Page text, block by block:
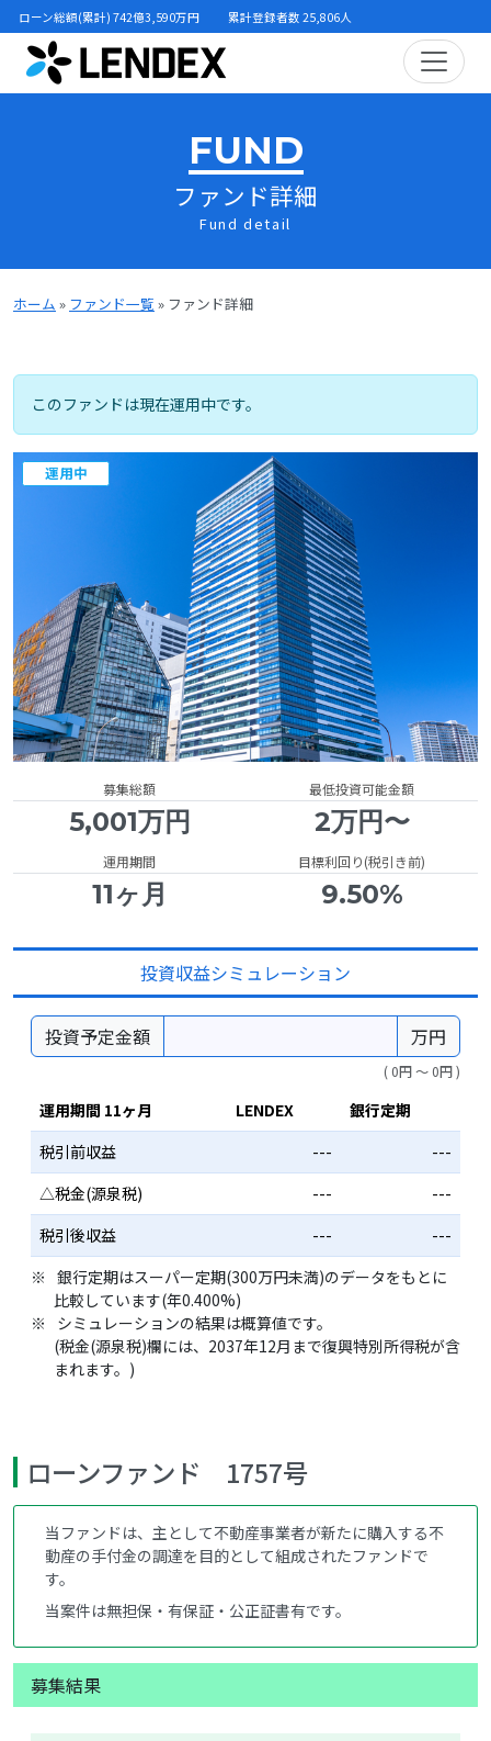
ローン総額(累計) 742億3,590万円 累計登録者数 25,806人
FUND
ファンド詳細
Fund detail
ホーム » ファンド一覧 » ファンド詳細
このファンドは現在運用中です。
運用中
募集総額 最低投資可能金額
5,001万円 2万円〜
運用期間 目標利回り(税引き前)
11ヶ月 9.50%
投資収益シミュレーション
投資予定金額 万円
( 0円 〜 0円 )
運用期間 11ヶ月 LENDEX
銀行定期
税引前収益
---
---
△税金(源泉税)
---
---
税引後収益
---
---
銀行定期はスーパー定期(300万円未満)のデータをもとに
比較しています(年0.400%)
シミュレーションの結果は概算値です。
(税金(源泉税)欄には、2037年12月まで復興特別所得税が含
まれます。)
ローンファンド 1757号
当ファンドは、主として不動産事業者が新たに購入する不
動産の手付金の調達を目的として組成されたファンドで
す。
当案件は無担保・有保証・公正証書有です。
募集結果